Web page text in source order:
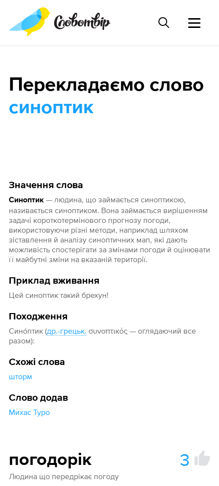
Значення слова
Синоптик— людина, що займається синоптикою,
називається синоптиком. Вона займається вирішенням
задачі короткотермінового прогнозу погоди,
використовуючи різні методи, наприклад шляхом
зіставлення й аналізу синоптичних мап, які дають
можливість спостерігати за змінами погоди й оцінювати
її майбутні зміни на вказаній території.
Приклад вживання
Цей синоптик такий брехун!
Походження
Сино́птик (др.-грецьк. συνοπτικός — оглядаючий все
разом):
Схожі слова
шторм
Слово додав
Михас Туро
Перекладаємо слово
синоптик
погодорік 3
Людина що передрікає погоду